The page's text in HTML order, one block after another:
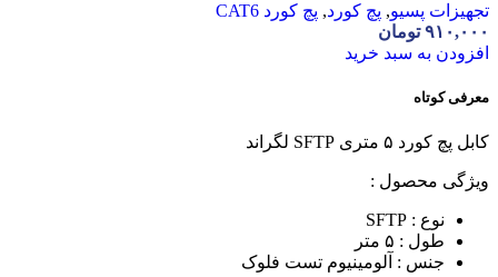
تجهیزات پسیو, پچ کورد, پچ کورد CAT6
۹۱۰,۰۰۰ تومان
افزودن به سبد خرید
معرفی کوتاه
کابل پچ کورد ۵ متری SFTP لگراند
ویژگی محصول :
نوع : SFTP
طول : ۵ متر
جنس : آلومینیوم تست فلوک